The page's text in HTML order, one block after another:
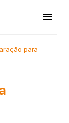
para